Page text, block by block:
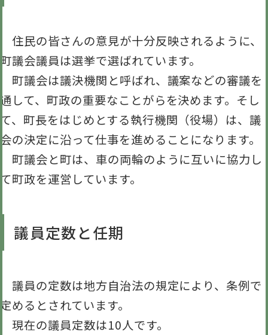
住民の皆さんの意見が十分反映されるように、
町議会議員は選挙で選ばれています。
町議会は議決機関と呼ばれ、議案などの審議を
通して、町政の重要なことがらを決めます。そし
て、町長をはじめとする執行機関（役場）は、議
会の決定に沿って仕事を進めることになります。
町議会と町は、車の両輪のように互いに協力し
て町政を運営しています。
議員定数と任期
議員の定数は地方自治法の規定により、条例で
定めるとされています。
現在の議員定数は10人です。